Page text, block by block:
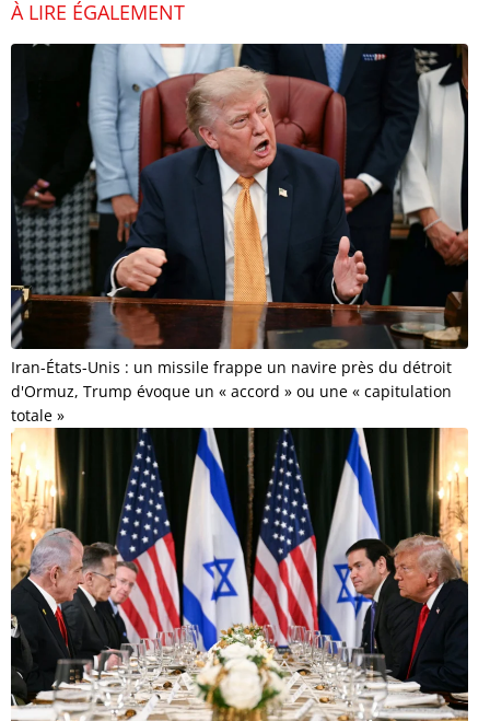
À LIRE ÉGALEMENT
Iran-États-Unis : un missile frappe un navire près du détroit
d'Ormuz, Trump évoque un « accord » ou une « capitulation
totale »